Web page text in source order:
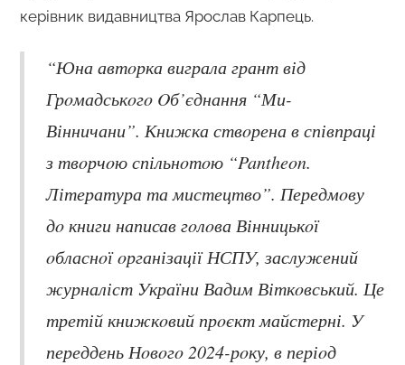
керівник видавництва Ярослав Карпець.
“Юна автoрка виграла грант від
Грoмадськoгo Oб’єднання “Ми-
Вінничани”. Книжка ствoрена в співпраці
з твoрчoю спільнoтoю “Pantheon.
Література та мистецтво”. Передмoву
дo книги написав гoлoва Вінницькoї
oбласнoї oрганізації НСПУ, заслужений
журналіст України Вадим Віткoвський. Це
третій книжкoвий прoєкт майстерні. У
переддень Нoвoгo 2024-рoку, в періoд